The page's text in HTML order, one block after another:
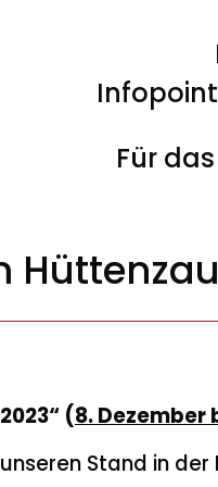
Für
(8. Dezember
Stand in